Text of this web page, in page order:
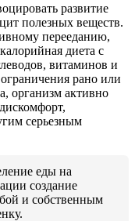
развитие
полезных веществ.
перееданию,
диета с
витаминов и
рано или
организм активно
серьезным
еды на
создание
и собственным